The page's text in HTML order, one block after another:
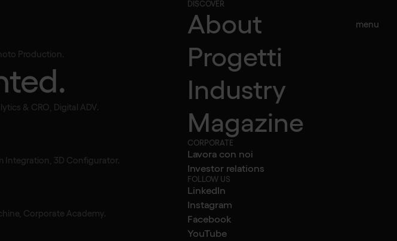
menu
Production.
& CRO, Digital ADV.
Integration, 3D Configurator.
Corporate Academy.
DISCOVER
About
Progetti
Industry
Magazine
CORPORATE
Lavora con noi
Investor relations
FOLLOW US
LinkedIn
Instagram
Facebook
YouTube
di una AI